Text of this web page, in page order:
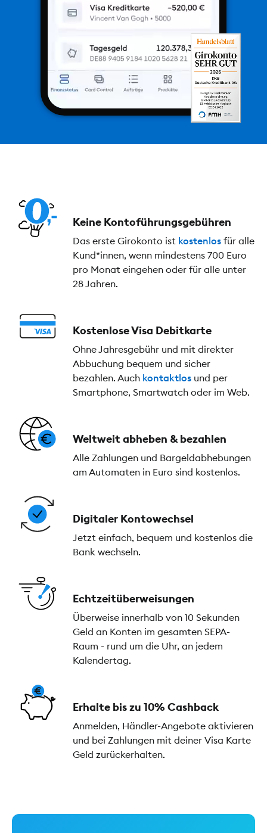
Keine Kontoführungs­gebühren
Das erste Girokonto ist kostenlos für alle
Kund*innen, wenn mindestens 700 Euro
pro Monat eingehen oder für alle unter
28 Jahren.
Kostenlose Visa Debitkarte
Ohne Jahresgebühr und mit direkter
Abbuchung bequem und sicher
bezahlen. Auch kontaktlos und per
Smartphone, Smartwatch oder im Web.
Weltweit abheben & bezahlen
Alle Zahlungen und Bargeldabhebungen
am Automaten in Euro sind kostenlos.
Digitaler Kontowechsel
Jetzt einfach, bequem und kostenlos die
Bank wechseln.
Echtzeitüberweisungen
Überweise innerhalb von 10 Sekunden
Geld an Konten im gesamten SEPA-
Raum - rund um die Uhr, an jedem
Kalendertag.
Erhalte bis zu 10% Cashback
Anmelden, Händler-Angebote aktivieren
und bei Zahlungen mit deiner Visa Karte
Geld zurückerhalten.